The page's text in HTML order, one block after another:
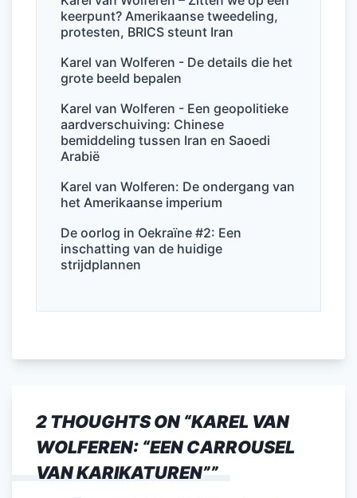
keerpunt? Amerikaanse tweedeling,
protesten, BRICS steunt Iran
Karel van Wolferen - De details die het
grote beeld bepalen
Karel van Wolferen - Een geopolitieke
aardverschuiving: Chinese
bemiddeling tussen Iran en Saoedi
Arabië
Karel van Wolferen: De ondergang van
het Amerikaanse imperium
De oorlog in Oekraïne #2: Een
inschatting van de huidige
strijdplannen
o
k
p
2 THOUGHTS ON “KAREL VAN
WOLFEREN: “EEN CARROUSEL
VAN KARIKATUREN””